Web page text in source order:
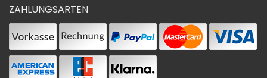
ZAHLUNGSARTEN